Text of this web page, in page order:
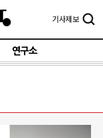
기사제보
연구소